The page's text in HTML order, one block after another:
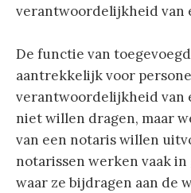
verantwoordelijkheid van
De functie van
aantrekkelijk voor
verantwoordelijkheid van
niet willen dragen, maar
van een notaris willen
notarissen werken vaak
waar ze bijdragen aan de